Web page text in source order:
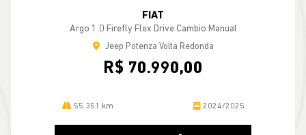
FIAT
Argo 1.0 Firefly Flex Drive Cambio Manual
Jeep Potenza Volta Redonda
R$ 70.990,00
55.351 km 2024/2025